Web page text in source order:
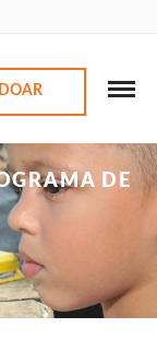
DOAR
DE